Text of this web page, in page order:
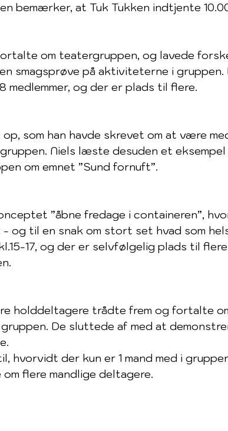
bemærker, at Tuk Tukken indtjente
om teatergruppen, og lavede
smagsprøve på aktiviteterne i
medlemmer, og der er plads til flere.
som han havde skrevet om at være
Niels læste desuden et
om emnet ”Sund fornuft”.
”åbne fredage i containeren”,
og til en snak om stort set hvad som
17, og der er selvfølgelig plads til
holddeltagere trådte frem og fortalte
De sluttede af med at
hvorvidt der kun er 1 mand med i
flere mandlige deltagere.